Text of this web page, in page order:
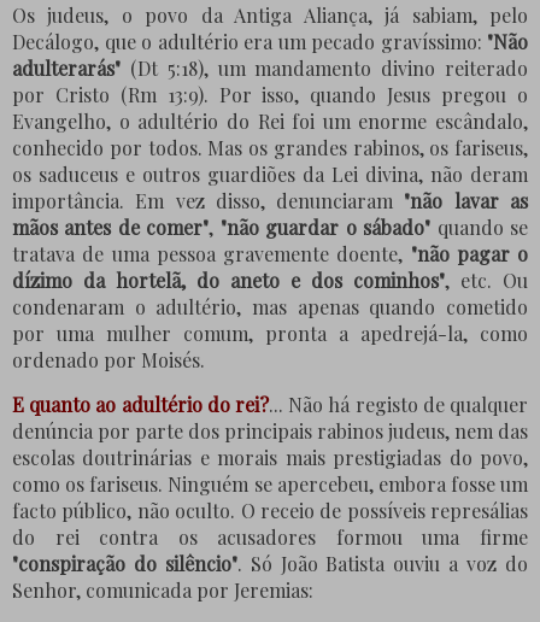
Os judeus, o povo da Antiga Aliança, já sabiam, pelo
Decálogo, que o adultério era um pecado gravíssimo: "Não
adulterarás" (Dt 5:18), um mandamento divino reiterado
por Cristo (Rm 13:9). Por isso, quando Jesus pregou o
Evangelho, o adultério do Rei foi um enorme escândalo,
conhecido por todos. Mas os grandes rabinos, os fariseus,
os saduceus e outros guardiões da Lei divina, não deram
importância. Em vez disso, denunciaram "não lavar as
mãos antes de comer", "não guardar o sábado" quando se
tratava de uma pessoa gravemente doente, "não pagar o
dízimo da hortelã, do aneto e dos cominhos", etc. Ou
condenaram o adultério, mas apenas quando cometido
por uma mulher comum, pronta a apedrejá-la, como
ordenado por Moisés.
E quanto ao adultério do rei?... Não há registo de qualquer
denúncia por parte dos principais rabinos judeus, nem das
escolas doutrinárias e morais mais prestigiadas do povo,
como os fariseus. Ninguém se apercebeu, embora fosse um
facto público, não oculto. O receio de possíveis represálias
do rei contra os acusadores formou uma firme
"conspiração do silêncio". Só João Batista ouviu a voz do
Senhor, comunicada por Jeremias: